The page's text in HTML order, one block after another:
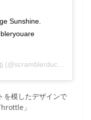
Sunshine.
(@scramblerducati) on
を模したデザインで
」